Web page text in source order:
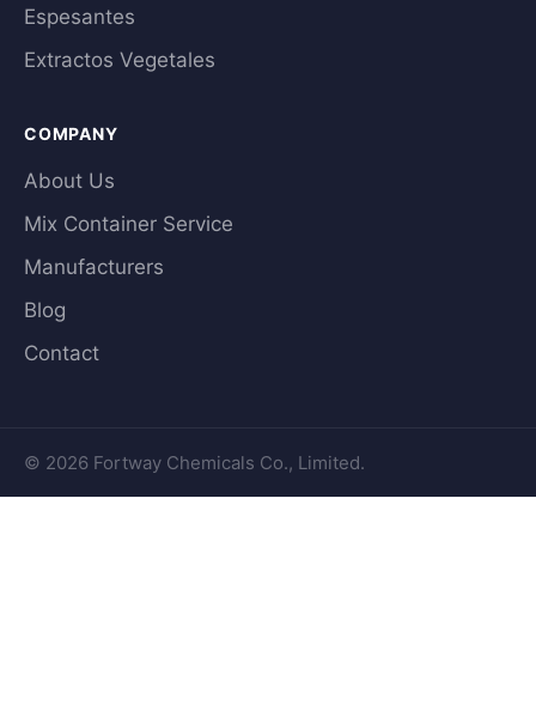
Espesantes
Extractos Vegetales
COMPANY
About Us
Mix Container Service
Manufacturers
Blog
Contact
© 2026 Fortway Chemicals Co., Limited.